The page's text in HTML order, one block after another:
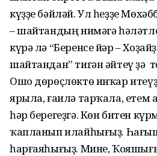
күҙҙе бәйләй. Ул һеҙҙе
– шайтандың нимәгә
күрә лә “Беренсе йәр –
шайтандан” тигән әйтеү ҙә
Ошо дөрөҫлөктө инҡар
ярыла, ғаилә тарҡала, етем
һәр берегеҙгә. Көн битен
ҡапланып илайһығыҙ.
һарғаяһығыҙ. Мине,